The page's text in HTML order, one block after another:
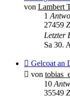
von Lambert
1
27459
Letzter
Sa 30.
Gelcoat an
von
10
35549